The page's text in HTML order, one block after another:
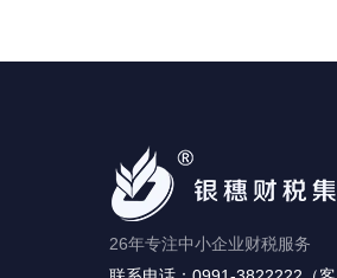
26年专注中小企业财税服务